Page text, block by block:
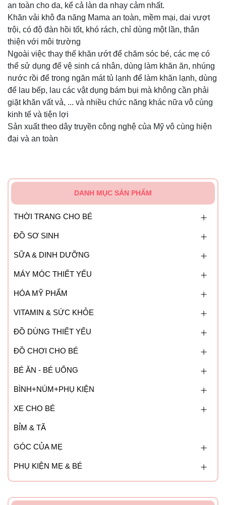
an toàn cho da, kể cả làn da nhạy cảm nhất.
Khăn vải khô đa năng Mama an toàn, mềm mại, dai vượt
trội, có độ đàn hồi tốt, khó rách, chỉ dùng một lần, thân
thiện với môi trường
Ngoài việc thay thế khăn ướt để chăm sóc bé, các mẹ có
thể sử dụng để vệ sinh cá nhân, dùng làm khăn ăn, nhúng
nước rồi để trong ngăn mát tủ lạnh để làm khăn lạnh, dùng
để lau bếp, lau các vật dụng bám bụi mà không cần phải
giặt khăn vất vả, ... và nhiều chức năng khác nữa vô cùng
kinh tế và tiện lợi
Sản xuất theo dây truyền công nghệ của Mỹ vô cùng hiện
đại và an toàn
DANH MỤC SẢN PHẨM
THỜI TRANG CHO BÉ
ĐỒ SƠ SINH
SỮA & DINH DƯỠNG
MÁY MÓC THIẾT YẾU
HÓA MỸ PHẨM
VITAMIN & SỨC KHỎE
ĐỒ DÙNG THIẾT YẾU
ĐỒ CHƠI CHO BÉ
BÉ ĂN - BÉ UỐNG
BÌNH+NÚM+PHỤ KIỆN
XE CHO BÉ
BỈM & TÃ
GÓC CỦA MẸ
PHỤ KIỆN MẸ & BÉ